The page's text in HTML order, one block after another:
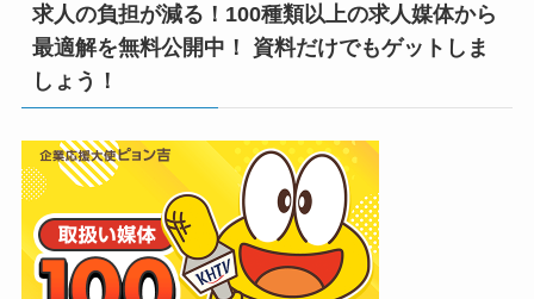
求人の負担が減る！100種類以上の求人媒体から
最適解を無料公開中！ 資料だけでもゲットしま
しょう！